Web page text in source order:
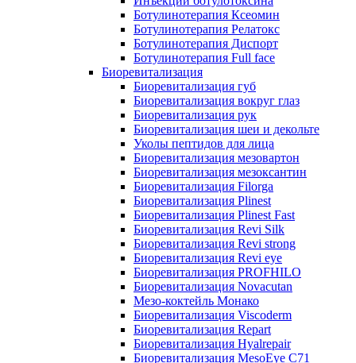
Ботулинотерапия Ксеомин
Ботулинотерапия Релатокс
Ботулинотерапия Диспорт
Ботулинотерапия Full face
Биоревитализация
Биоревитализация губ
Биоревитализация вокруг глаз
Биоревитализация рук
Биоревитализация шеи и декольте
Уколы пептидов для лица
Биоревитализация мезовартон
Биоревитализация мезоксантин
Биоревитализация Filorga
Биоревитализация Plinest
Биоревитализация Plinest Fast
Биоревитализация Revi Silk
Биоревитализация Revi strong
Биоревитализация Revi eye
Биоревитализация PROFHILO
Биоревитализация Novacutan
Мезо-коктейль Монако
Биоревитализация Viscoderm
Биоревитализация Repart
Биоревитализация Hyalrepair
Биоревитализация MesoEye C71